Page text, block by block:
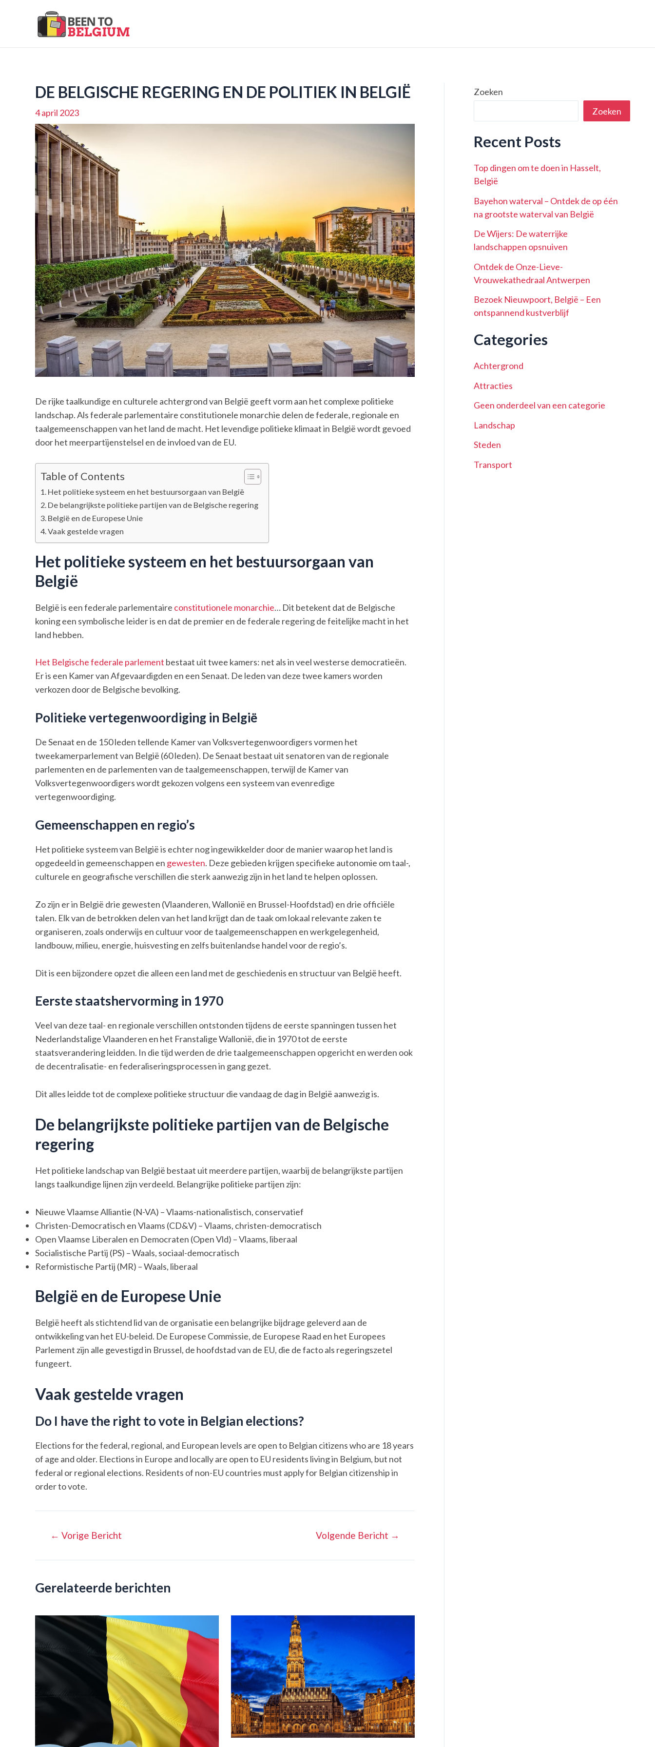
DE BELGISCHE REGERING EN DE POLITIEK IN BELGIË
4 april 2023
De rijke taalkundige en culturele achtergrond van België geeft vorm aan het complexe politieke
landschap. Als federale parlementaire constitutionele monarchie delen de federale, regionale en
taalgemeenschappen van het land de macht. Het levendige politieke klimaat in België wordt gevoed
door het meerpartijenstelsel en de invloed van de EU.
Table of Contents
Het politieke systeem en het bestuursorgaan van België
De belangrijkste politieke partijen van de Belgische regering
België en de Europese Unie
Vaak gestelde vragen
Het politieke systeem en het bestuursorgaan van
België
België is een federale parlementaire constitutionele monarchie… Dit betekent dat de Belgische
koning een symbolische leider is en dat de premier en de federale regering de feitelijke macht in het
land hebben.
Het Belgische federale parlement bestaat uit twee kamers: net als in veel westerse democratieën.
Er is een Kamer van Afgevaardigden en een Senaat. De leden van deze twee kamers worden
verkozen door de Belgische bevolking.
Politieke vertegenwoordiging in België
De Senaat en de 150 leden tellende Kamer van Volksvertegenwoordigers vormen het
tweekamerparlement van België (60 leden). De Senaat bestaat uit senatoren van de regionale
parlementen en de parlementen van de taalgemeenschappen, terwijl de Kamer van
Volksvertegenwoordigers wordt gekozen volgens een systeem van evenredige
vertegenwoordiging.
Gemeenschappen en regio’s
Het politieke systeem van België is echter nog ingewikkelder door de manier waarop het land is
opgedeeld in gemeenschappen en gewesten. Deze gebieden krijgen specifieke autonomie om taal-,
culturele en geografische verschillen die sterk aanwezig zijn in het land te helpen oplossen.
Zo zijn er in België drie gewesten (Vlaanderen, Wallonië en Brussel-Hoofdstad) en drie officiële
talen. Elk van de betrokken delen van het land krijgt dan de taak om lokaal relevante zaken te
organiseren, zoals onderwijs en cultuur voor de taalgemeenschappen en werkgelegenheid,
landbouw, milieu, energie, huisvesting en zelfs buitenlandse handel voor de regio’s.
Dit is een bijzondere opzet die alleen een land met de geschiedenis en structuur van België heeft.
Eerste staatshervorming in 1970
Veel van deze taal- en regionale verschillen ontstonden tijdens de eerste spanningen tussen het
Nederlandstalige Vlaanderen en het Franstalige Wallonië, die in 1970 tot de eerste
staatsverandering leidden. In die tijd werden de drie taalgemeenschappen opgericht en werden ook
de decentralisatie- en federaliseringsprocessen in gang gezet.
Dit alles leidde tot de complexe politieke structuur die vandaag de dag in België aanwezig is.
De belangrijkste politieke partijen van de Belgische
regering
Het politieke landschap van België bestaat uit meerdere partijen, waarbij de belangrijkste partijen
langs taalkundige lijnen zijn verdeeld. Belangrijke politieke partijen zijn:
Nieuwe Vlaamse Alliantie (N-VA) – Vlaams-nationalistisch, conservatief
Christen-Democratisch en Vlaams (CD&V) – Vlaams, christen-democratisch
Open Vlaamse Liberalen en Democraten (Open Vld) – Vlaams, liberaal
Socialistische Partij (PS) – Waals, sociaal-democratisch
Reformistische Partij (MR) – Waals, liberaal
België en de Europese Unie
België heeft als stichtend lid van de organisatie een belangrijke bijdrage geleverd aan de
ontwikkeling van het EU-beleid. De Europese Commissie, de Europese Raad en het Europees
Parlement zijn alle gevestigd in Brussel, de hoofdstad van de EU, die de facto als regeringszetel
fungeert.
Vaak gestelde vragen
Do I have the right to vote in Belgian elections?
Elections for the federal, regional, and European levels are open to Belgian citizens who are 18 years
of age and older. Elections in Europe and locally are open to EU residents living in Belgium, but not
federal or regional elections. Residents of non-EU countries must apply for Belgian citizenship in
order to vote.
Bericht
← Vorige Bericht Volgende Bericht →
Gerelateerde berichten
Zoeken
Zoeken
Recent Posts
Top dingen om te doen in Hasselt,
België
Bayehon waterval – Ontdek de op één
na grootste waterval van België
De Wijers: De waterrijke
landschappen opsnuiven
Ontdek de Onze-Lieve-
Vrouwekathedraal Antwerpen
Bezoek Nieuwpoort, België – Een
ontspannend kustverblijf
Categories
Achtergrond
Attracties
Geen onderdeel van een categorie
Landschap
Steden
Transport